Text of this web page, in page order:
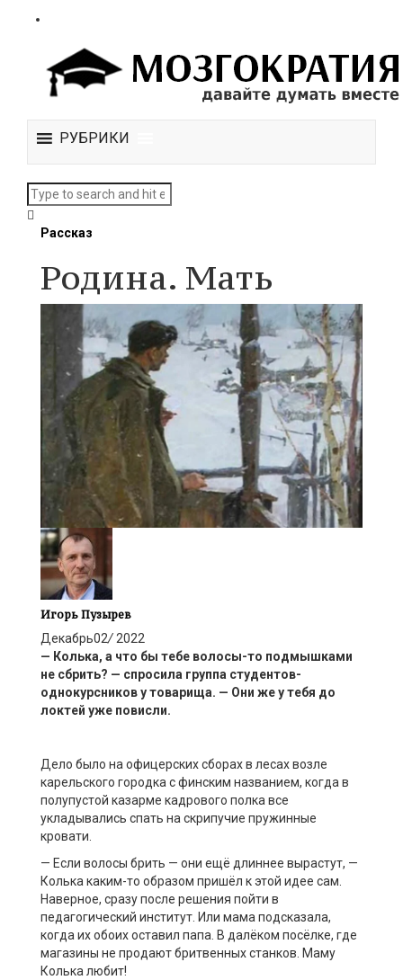
РУБРИКИ
Рассказ
Родина. Мать
Игорь Пузырев
Декабрь02/2022
— Колька, а что бы тебе волосы-то подмышками
не сбрить? — спросила группа студентов-
однокурсникову товарища. — Они же у тебя до
локтей уже повисли.
Дело было на офицерских сборах в лесах возле
карельского городка с финским названием, когда в
полупустой казарме кадрового полка все
укладывались спать на скрипучие пружинные
кровати.
— Если волосы брить — они ещё длиннее вырастут, —
Колька каким-то образом пришёл к этой идее сам.
Наверное, сразу после решения пойти в
педагогический институт. Или мама подсказала,
когда их обоих оставил папа. В далёком посёлке, где
магазины не продают бритвенных станков. Маму
Колька любит!